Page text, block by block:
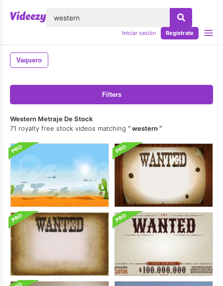
Iniciar sesión Regístrate
Vaquero
Filters
Western Metraje De Stock
71 royalty free stock videos matching
western